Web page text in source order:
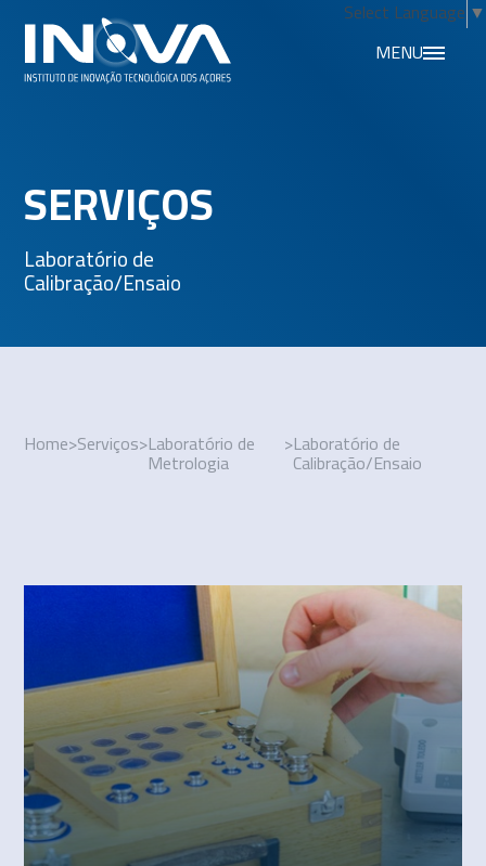
Select Language ▼
MENU
SERVIÇOS
Laboratório de
Calibração/Ensaio
Home>Serviços>Laboratório de
Metrologia
>Laboratório de
Calibração/Ensaio